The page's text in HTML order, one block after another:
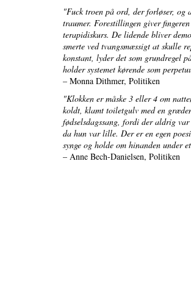
"Fuck troen på ord, der forløser, og
traumer. Forestillingen giver
terapidiskurs. De lidende bliver
smerte ved tvangsmæssigt at skulle
konstant, lyder det som grundregel
holder systemet kørende som
– Monna Dithmer, Politiken
"Klokken er måske 3 eller 4 om
koldt, klamt toiletgulv med en
fødselsdagssang, fordi der aldrig
da hun var lille. Der er en egen
synge og holde om hinanden under
– Anne Bech-Danielsen, Politiken